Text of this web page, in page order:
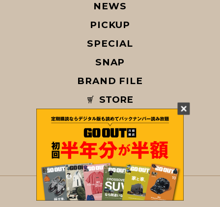
© COPYRIGHT 2026 GO OUT / SAN-EI CORPORATION Co.,Ltd.
NEWS
PICKUP
SPECIAL
SNAP
BRAND FILE
STORE
MAGAZINE